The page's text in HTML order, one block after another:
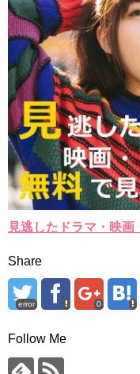
見逃したドラマ・映
Share
error 0
Follow Me